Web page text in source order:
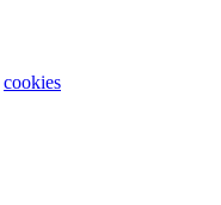
cookies